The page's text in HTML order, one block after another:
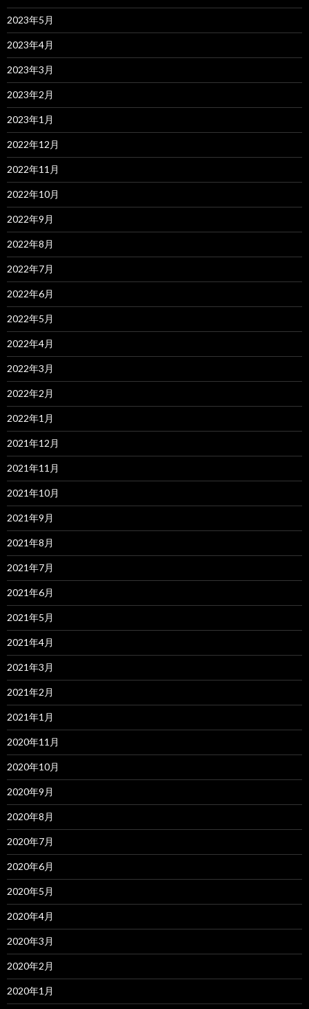
2023年5月
2023年4月
2023年3月
2023年2月
2023年1月
2022年12月
2022年11月
2022年10月
2022年9月
2022年8月
2022年7月
2022年6月
2022年5月
2022年4月
2022年3月
2022年2月
2022年1月
2021年12月
2021年11月
2021年10月
2021年9月
2021年8月
2021年7月
2021年6月
2021年5月
2021年4月
2021年3月
2021年2月
2021年1月
2020年11月
2020年10月
2020年9月
2020年8月
2020年7月
2020年6月
2020年5月
2020年4月
2020年3月
2020年2月
2020年1月